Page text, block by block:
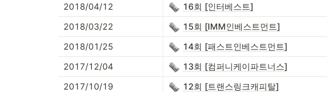
2018/04/12
16회 [인터베스트]
2018/03/22
15회 [IMM인베스트먼트]
2018/01/25
14회 [패스트인베스트먼트]
2017/12/04
13회 [컴퍼니케이파트너스]
2017/10/19
12회 [트랜스링크캐피탈]